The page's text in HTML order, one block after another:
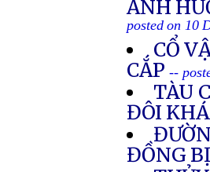
ẢNH
posted on 10
CỔ
CẮP--
TÀU
ĐÔI
ĐỒNG